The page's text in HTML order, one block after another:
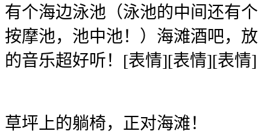
有个海边泳池（泳池的中间还有个
按摩池，池中池！）海滩酒吧，放
的音乐超好听！[表情][表情][表情]
草坪上的躺椅，正对海滩！